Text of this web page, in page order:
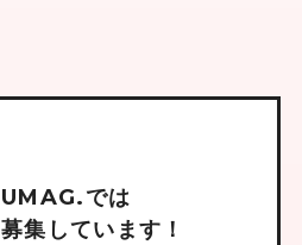
UMAG.では
募集 してい ます ！